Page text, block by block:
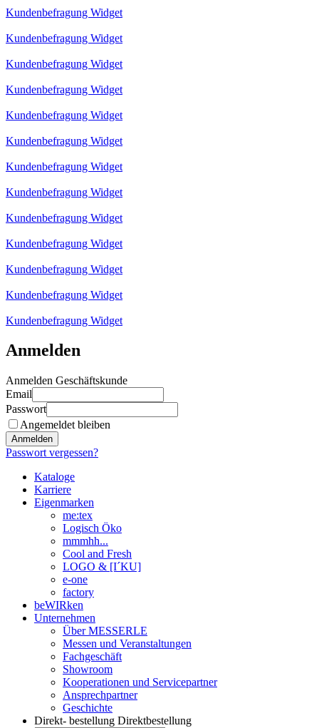
Kundenbefragung Widget
Kundenbefragung Widget
Kundenbefragung Widget
Kundenbefragung Widget
Kundenbefragung Widget
Kundenbefragung Widget
Kundenbefragung Widget
Kundenbefragung Widget
Kundenbefragung Widget
Kundenbefragung Widget
Kundenbefragung Widget
Kundenbefragung Widget
Kundenbefragung Widget
Anmelden
Anmelden Geschäftskunde
Email
Passwort
Angemeldet bleiben
Anmelden
Passwort vergessen?
Kataloge
Karriere
Eigenmarken
me:tex
Logisch Öko
mmmhh...
Cool and Fresh
LOGO & [I´KU]
e-one
factory
beWIRken
Unternehmen
Über MESSERLE
Messen und Veranstaltungen
Fachgeschäft
Showroom
Kooperationen und Servicepartner
Ansprechpartner
Geschichte
Direkt- bestellung Direktbestellung